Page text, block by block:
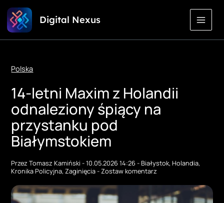
Przejdź
do
treści
Digital Nexus
Polska
14-letni Maxim z Holandii
odnaleziony śpiący na
przystanku pod
Białymstokiem
PrzezTomasz Kamiński-10.05.2026 14:26-Białystok,Holandia,
Kronika Policyjna,Zaginięcia-Zostaw komentarz